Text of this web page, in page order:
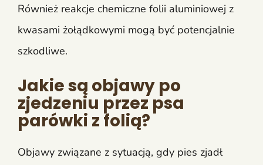
Również reakcje chemiczne folii aluminiowej z
kwasami żołądkowymi mogą być potencjalnie
szkodliwe.
Jakie są objawy po
zjedzeniu przez psa
parówki z folią?
Objawy związane z sytuacją, gdy pies zjadł